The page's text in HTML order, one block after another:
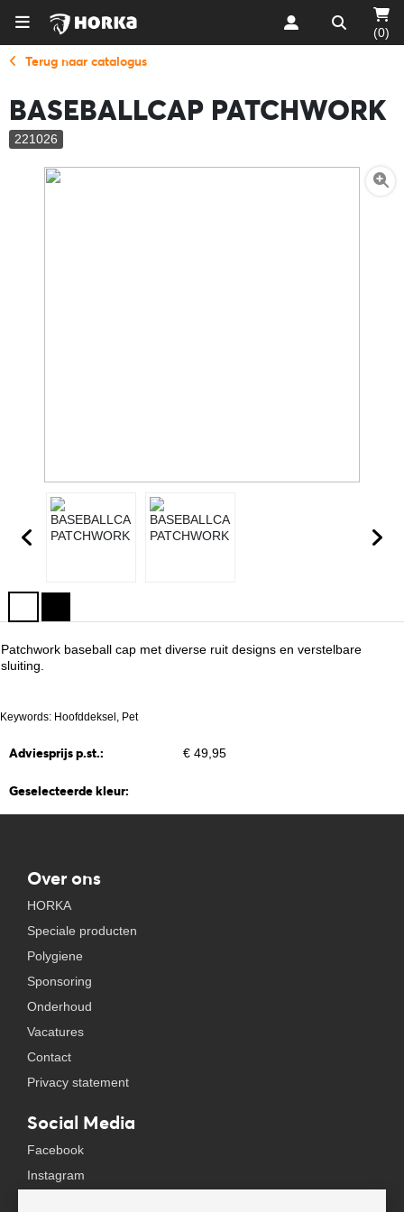
(0)
Terug naar catalogus
BASEBALLCAP PATCHWORK
221026
Patchwork baseball cap met diverse ruit designs en verstelbare
sluiting.
Keywords: Hoofddeksel, Pet
Adviesprijs p.st.: € 49,95
Geselecteerde kleur:
Over ons
HORKA
Speciale producten
Polygiene
Sponsoring
Onderhoud
Vacatures
Contact
Privacy statement
Social Media
Facebook
Instagram